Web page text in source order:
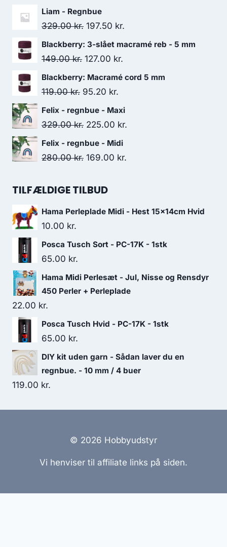
Liam - Regnbue
329.00kr. 197.50 kr.
Blackberry: 3-slået macramé reb - 5 mm
149.00kr. 127.00 kr.
Blackberry: Macramé cord 5 mm
119.00kr. 95.20 kr.
Felix - regnbue - Maxi
329.00kr. 225.00 kr.
Felix - regnbue - Midi
280.00kr. 169.00 kr.
TILFÆLDIGE TILBUD
Hama Perleplade Midi - Hest 15x14cm Hvid
10.00 kr.
Posca Tusch Sort - PC-17K - 1stk
65.00 kr.
Hama Midi Perlesæt - Jul, Nisse og Rensdyr
450 Perler + Perleplade
22.00 kr.
Posca Tusch Hvid - PC-17K - 1stk
65.00 kr.
DIY kit uden garn - Sådan laver du en
regnbue. - 10 mm / 4 buer
119.00 kr.
© 2026 Hobbyudstyr
Vi henviser til affiliate links på siden.